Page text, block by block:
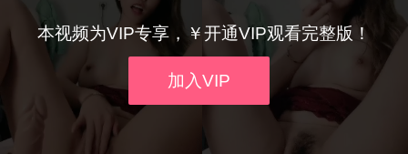
本视频为VIP专享，￥开通VIP观看完整版！
加入VIP